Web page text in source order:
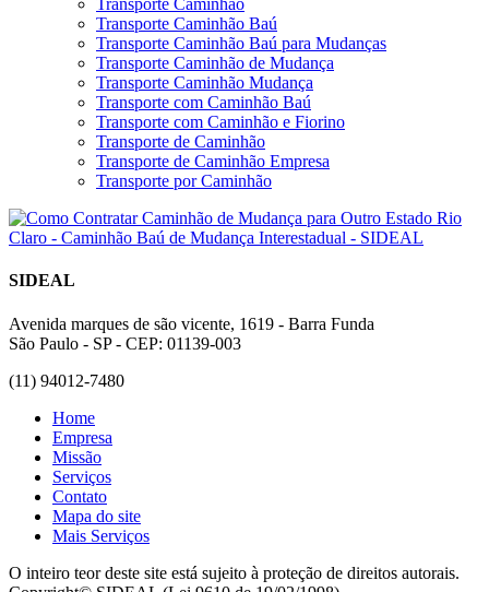
Transporte Caminhão
Transporte Caminhão Baú
Transporte Caminhão Baú para Mudanças
Transporte Caminhão de Mudança
Transporte Caminhão Mudança
Transporte com Caminhão Baú
Transporte com Caminhão e Fiorino
Transporte de Caminhão
Transporte de Caminhão Empresa
Transporte por Caminhão
SIDEAL
Avenida marques de são vicente, 1619 - Barra Funda
São Paulo - SP - CEP: 01139-003
(11) 94012-7480
Home
Empresa
Missão
Serviços
Contato
Mapa do site
Mais Serviços
O inteiro teor deste site está sujeito à proteção de direitos autorais.